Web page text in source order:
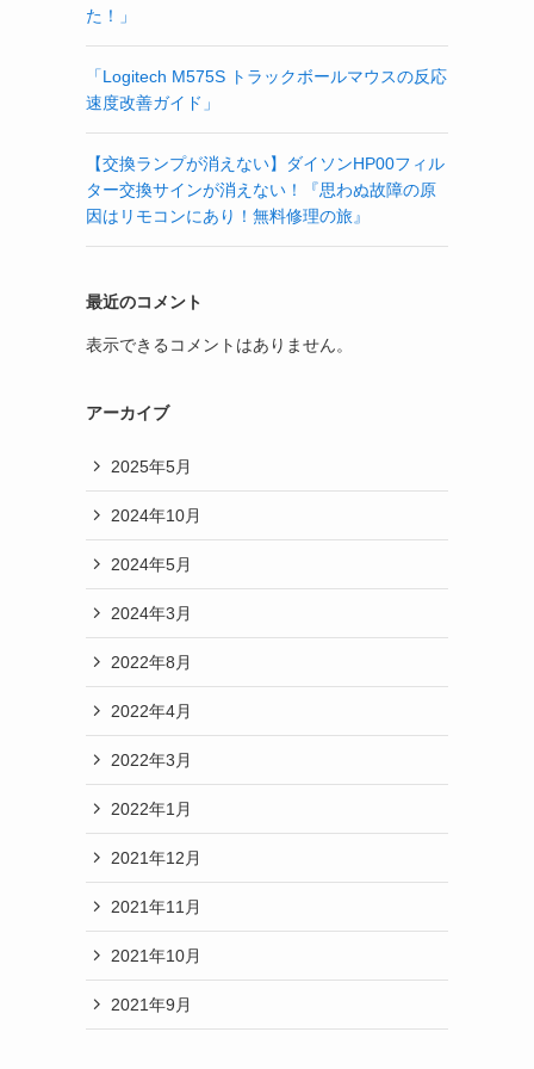
た！」
「Logitech M575S トラックボールマウスの反応
速度改善ガイド」
【交換ランプが消えない】ダイソンHP00フィル
ター交換サインが消えない！『思わぬ故障の原
因はリモコンにあり！無料修理の旅』
最近のコメント
表示できるコメントはありません。
アーカイブ
2025年5月
2024年10月
2024年5月
2024年3月
2022年8月
2022年4月
2022年3月
2022年1月
2021年12月
2021年11月
2021年10月
2021年9月